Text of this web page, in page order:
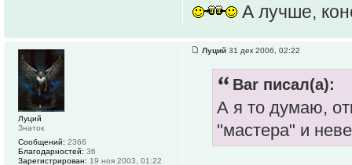
А лучше,
Луций 31 дек 2006, 02:22
Bar писал(а):
А я то думаю,
"мастера" и
Луций
Знаток
Сообщений: 2366
Благодарностей: 36
Зарегистрирован: 19 ноя 2003, 01:22